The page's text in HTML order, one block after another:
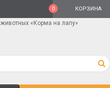
КОРЗИНА
0